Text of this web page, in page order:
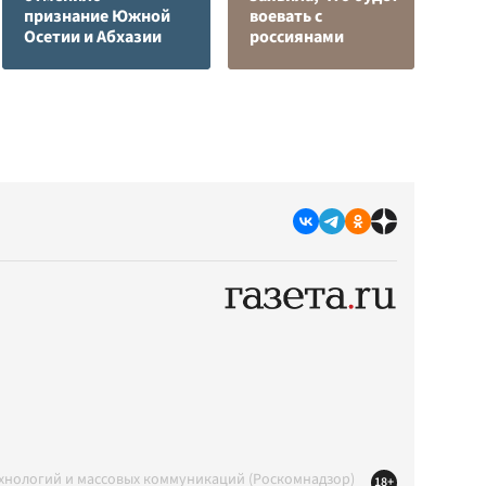
признание Южной
Осетии и Абхазии
воевать с
россиянами
и массовых коммуникаций (Роскомнадзор) 18+